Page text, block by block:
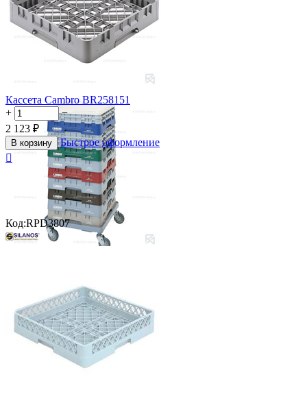
Кассета Cambro BR258151
+
−
2 123 ₽
В корзину
Быстрое оформление

Код:RPD3807